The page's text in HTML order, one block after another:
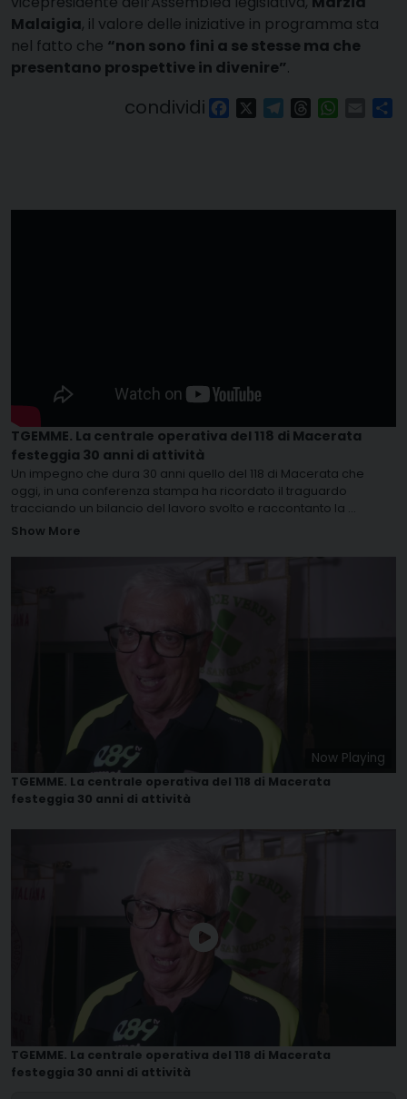
Malaigia, il valore delle iniziative in programma sta
nel fatto che “non sono fini a se stesse ma che
presentano prospettive in divenire”.
condividi FacebookTelegram
Threads Email
TGEMME. La centrale operativa del 118 di Macerata
festeggia 30 anni di attività
Un impegno che dura 30 anni quello del 118 di Macerata che
oggi, in una conferenza stampa ha ricordato il traguardo
tracciando un bilancio del lavoro svolto e raccontanto la ...
Show More
Now Playing
TGEMME. La centrale operativa del 118 di Macerata
festeggia 30 anni di attività
TGEMME. La centrale operativa del 118 di Macerata
festeggia 30 anni di attività